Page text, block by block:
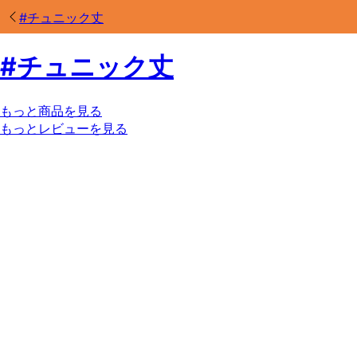
#チュニック丈
#チュニック丈
もっと商品を見る
もっとレビューを見る